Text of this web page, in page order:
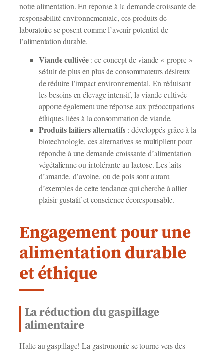
notre alimentation. En réponse à la demande croissante de
responsabilité environnementale, ces produits de
laboratoire se posent comme l’avenir potentiel de
l’alimentation durable.
Viande cultivée : ce concept de viande « propre »
séduit de plus en plus de consommateurs désireux
de réduire l’impact environnemental. En réduisant
les besoins en élevage intensif, la viande cultivée
apporte également une réponse aux préoccupations
éthiques liées à la consommation de viande.
Produits laitiers alternatifs : développés grâce à la
biotechnologie, ces alternatives se multiplient pour
répondre à une demande croissante d’alimentation
végétalienne ou intolérante au lactose. Les laits
d’amande, d’avoine, ou de pois sont autant
d’exemples de cette tendance qui cherche à allier
plaisir gustatif et conscience écoresponsable.
Engagement pour une
alimentation durable
et éthique
La réduction du gaspillage
alimentaire
Halte au gaspillage! La gastronomie se tourne vers des